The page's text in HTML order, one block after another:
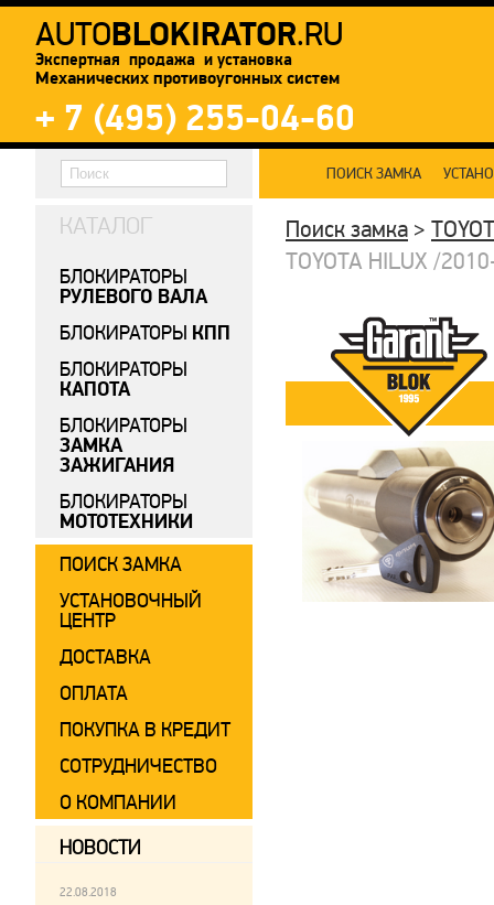
AUTOBLOKIRATOR.RU
Экспертная продажа и установка
Механических противоугонных систем
+ 7 (495) 255-04-60
ПОИСК ЗАМКА
Поиск замка >
TOYOTA HILUX /
КАТАЛОГ
БЛОКИРАТОРЫ
РУЛЕВОГО ВАЛА
БЛОКИРАТОРЫ КПП
БЛОКИРАТОРЫ
КАПОТА
БЛОКИРАТОРЫ
ЗАМКА
ЗАЖИГАНИЯ
БЛОКИРАТОРЫ
МОТОТЕХНИКИ
ПОИСК ЗАМКА
УСТАНОВОЧНЫЙ
ЦЕНТР
ДОСТАВКА
ОПЛАТА
ПОКУПКА В КРЕДИТ
СОТРУДНИЧЕСТВО
О КОМПАНИИ
НОВОСТИ
22.08.2018